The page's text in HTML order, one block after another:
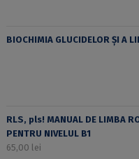
BIOCHIMIA GLUCIDELOR ȘI A
RLS, pls! MANUAL DE LIMBA
PENTRU NIVELUL B1
65,00 lei